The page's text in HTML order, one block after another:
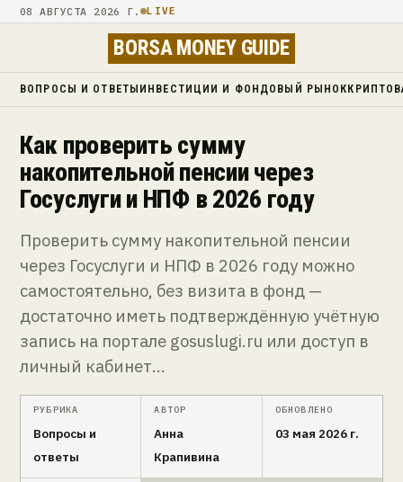
08 АВГУСТА 2026 Г. LIVE
BORSA MONEY GUIDE
ВОПРОСЫ И ОТВЕТЫ ИНВЕСТИЦИИ И ФОНДОВЫЙ РЫНОК
Как проверить сумму
накопительной пенсии через
Госуслуги и НПФ в 2026 году
Проверить сумму накопительной пенсии
через Госуслуги и НПФ в 2026 году можно
самостоятельно, без визита в фонд —
достаточно иметь подтверждённую учётную
запись на портале gosuslugi.ru или доступ в
личный кабинет…
РУБРИКА
Вопросы и
ответы
АВТОР
Анна
Крапивина
ОБНОВЛЕНО
03 мая 2026 г.